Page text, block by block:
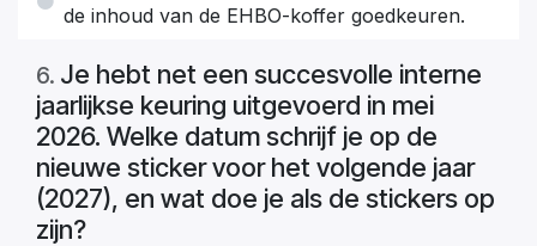
de inhoud van de EHBO-koffer goedkeuren.
6. Je hebt net een succesvolle interne
jaarlijkse keuring uitgevoerd in mei
2026. Welke datum schrijf je op de
nieuwe sticker voor het volgende jaar
(2027), en wat doe je als de stickers op
zijn?